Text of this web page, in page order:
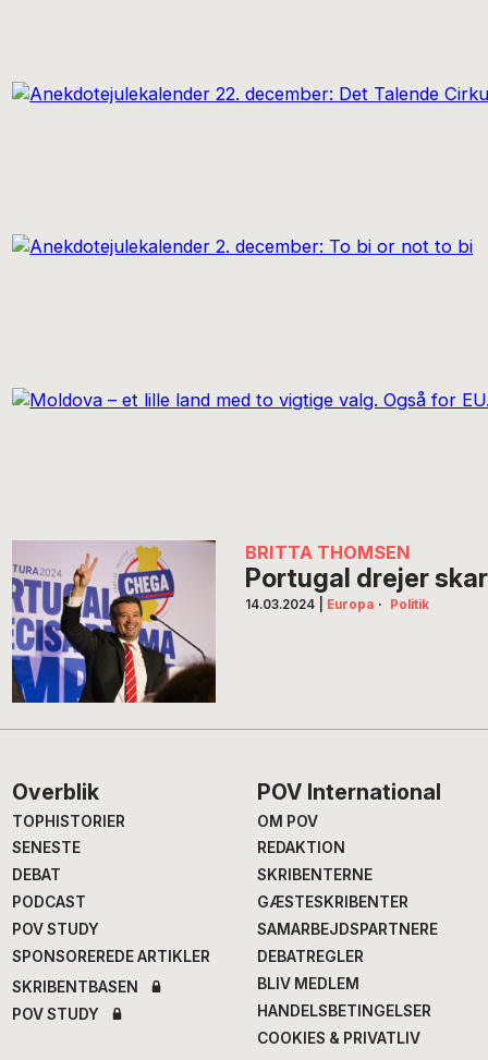
BRITTA THOMSEN
Portugal drejer
14.03.2024 Europa · Politik
Footer
Overblik
TOPHISTORIER
SENESTE
DEBAT
PODCAST
POV STUDY
SPONSOREREDE ARTIKLER
SKRIBENTBASEN
POV STUDY
POV International
OM POV
REDAKTION
SKRIBENTERNE
GÆSTESKRIBENTER
SAMARBEJDSPARTNERE
DEBATREGLER
BLIV MEDLEM
HANDELSBETINGELSER
COOKIES & PRIVATLIV